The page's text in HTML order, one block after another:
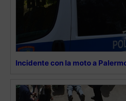
Incidente con la moto a